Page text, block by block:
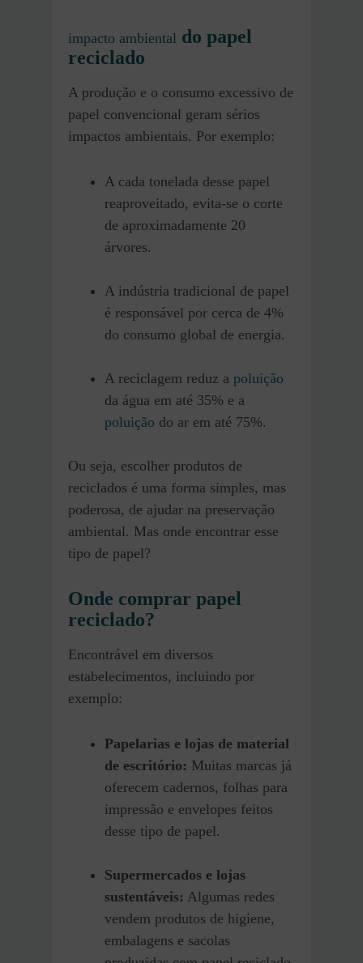
impacto ambiental do papel
reciclado
A produção e o consumo excessivo de
papel convencional geram sérios
impactos ambientais. Por exemplo:
A cada tonelada desse papel
reaproveitado, evita-se o corte
de aproximadamente 20
árvores.
A indústria tradicional de papel
é responsável por cerca de 4%
do consumo global de energia.
A reciclagem reduz a poluição
da água em até 35% e a
poluição do ar em até 75%.
Ou seja, escolher produtos de
reciclados é uma forma simples, mas
poderosa, de ajudar na preservação
ambiental. Mas onde encontrar esse
tipo de papel?
Onde comprar papel
reciclado?
Encontrável em diversos
estabelecimentos, incluindo por
exemplo:
Papelarias e lojas de material
de escritório: Muitas marcas já
oferecem cadernos, folhas para
impressão e envelopes feitos
desse tipo de papel.
Supermercados e lojas
sustentáveis: Algumas redes
vendem produtos de higiene,
embalagens e sacolas